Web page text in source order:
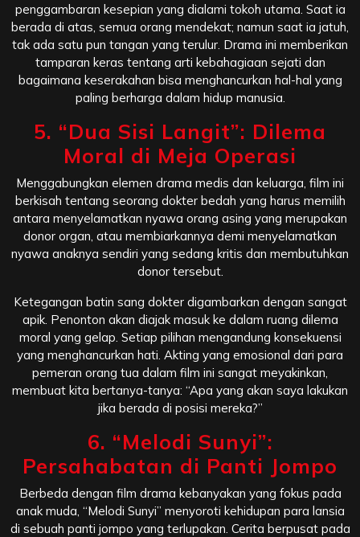
penggambaran kesepian yang dialami tokoh utama. Saat ia
berada di atas, semua orang mendekat; namun saat ia jatuh,
tak ada satu pun tangan yang terulur. Drama ini memberikan
tamparan keras tentang arti kebahagiaan sejati dan
bagaimana keserakahan bisa menghancurkan hal-hal yang
paling berharga dalam hidup manusia.
5. “Dua Sisi Langit”: Dilema
Moral di Meja Operasi
Menggabungkan elemen drama medis dan keluarga, film ini
berkisah tentang seorang dokter bedah yang harus memilih
antara menyelamatkan nyawa orang asing yang merupakan
donor organ, atau membiarkannya demi menyelamatkan
nyawa anaknya sendiri yang sedang kritis dan membutuhkan
donor tersebut.
Ketegangan batin sang dokter digambarkan dengan sangat
apik. Penonton akan diajak masuk ke dalam ruang dilema
moral yang gelap. Setiap pilihan mengandung konsekuensi
yang menghancurkan hati. Akting yang emosional dari para
pemeran orang tua dalam film ini sangat meyakinkan,
membuat kita bertanya-tanya: “Apa yang akan saya lakukan
jika berada di posisi mereka?”
6. “Melodi Sunyi”:
Persahabatan di Panti Jompo
Berbeda dengan film drama kebanyakan yang fokus pada
anak muda, “Melodi Sunyi” menyoroti kehidupan para lansia
di sebuah panti jompo yang terlupakan. Cerita berpusat pada